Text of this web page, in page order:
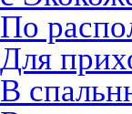
По
Для
В